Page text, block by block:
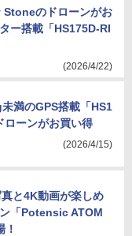
Stoneのドローンがお
ー搭載「HS175D-RI
(2026/4/22)
満のGPS搭載「HS1
ーンがお買い得
(2026/4/15)
と4K動画が楽しめ
「Potensic ATOM